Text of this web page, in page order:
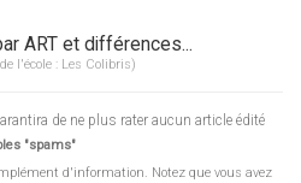
ART et différences...
l'école : Les Colibris)
de ne plus rater aucun article édité
"spams"
d'information. Notez que vous avez